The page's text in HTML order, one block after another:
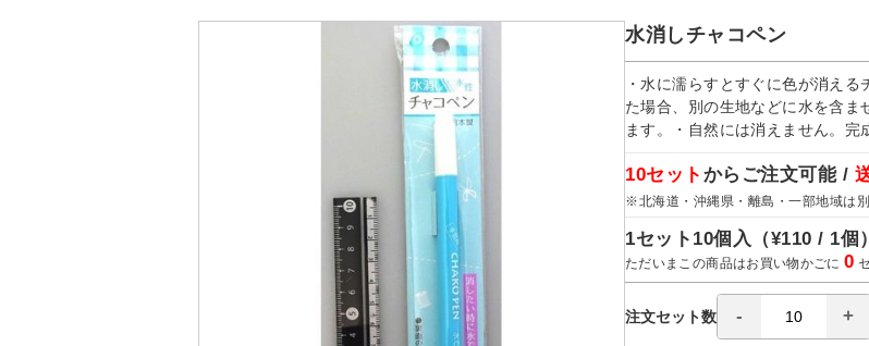
水消しチャコペン
・水に濡らすとすぐに色が消え
た場合、別の生地などに水を含ま
ます。・自然には消えません。完
10セット からご注文可能 /
※北海道・沖縄県・離島・一部地域は
1セット10個入（¥110 / 1
ただいまこの商品はお買い物かごに0
注文セット数